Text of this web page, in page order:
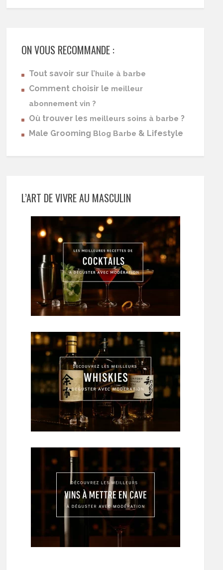
ON VOUS RECOMMANDE :
Tout savoir sur l’huile à barbe
Comment choisir le meilleur
abonnement vin ?
Où trouver les meilleurs soins à barbe ?
Male Grooming Blog Barbe & Lifestyle
L’ART DE VIVRE AU MASCULIN